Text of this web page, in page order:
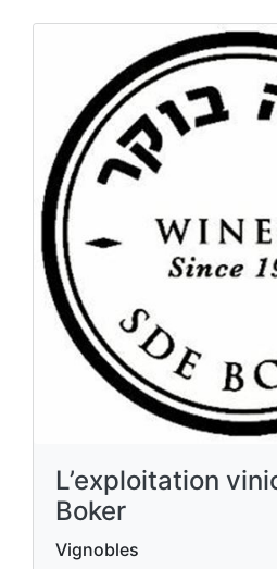
L’exploitation
Boker
Vignobles